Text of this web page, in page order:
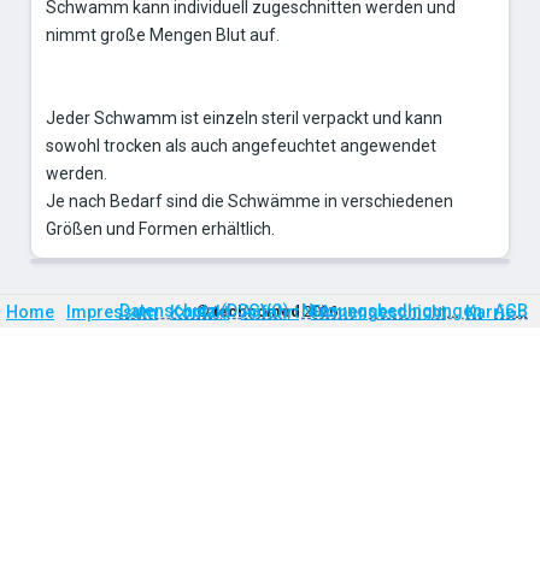
Schwamm kann individuell zugeschnitten werden und
nimmt große Mengen Blut auf.
Jeder Schwamm ist einzeln steril verpackt und kann
sowohl trocken als auch angefeuchtet angewendet
werden.
Je nach Bedarf sind die Schwämme in verschiedenen
Größen und Formen erhältlich.
Home Impressum Kontakt Anfahrt Firmengeschichte Karriere
©technomed 2026
Datenschutz (DSGVO) Nutzungsbedingungen AGB